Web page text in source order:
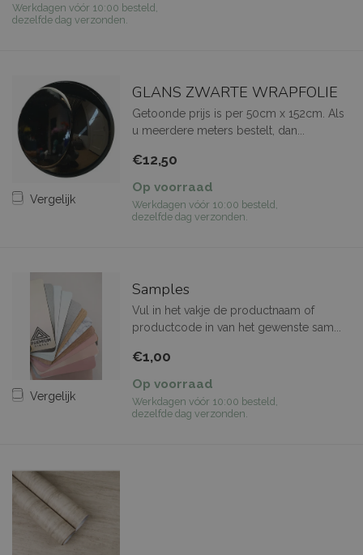
Werkdagen vóór 10:00 besteld,
dezelfde dag verzonden.
Vergelijk
GLANS ZWARTE WRAPFOLIE
Getoonde prijs is per 50cm x 152cm. Als
u meerdere meters bestelt, dan...
€12,50
Op voorraad
Werkdagen vóór 10:00 besteld,
dezelfde dag verzonden.
Vergelijk
Samples
Vul in het vakje de productnaam of
productcode in van het gewenste sam...
€1,00
Op voorraad
Werkdagen vóór 10:00 besteld,
dezelfde dag verzonden.